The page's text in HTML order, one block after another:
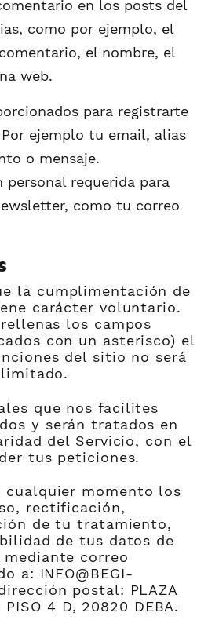
en los posts del
como por ejemplo, el
el nombre, el
web.
para registrarte
ejemplo tu email, alias
o mensaje.
personal requerida para
como tu correo
la cumplimentación de
carácter voluntario.
los campos
con un asterisco) el
del sitio no será
que nos facilites
y serán tratados en
del Servicio, con el
tus peticiones.
cualquier momento los
rectificación,
de tu tratamiento,
de tus datos de
correo
a: INFO@BEGI-
postal: PLAZA
PISO 4 D, 20820 DEBA.